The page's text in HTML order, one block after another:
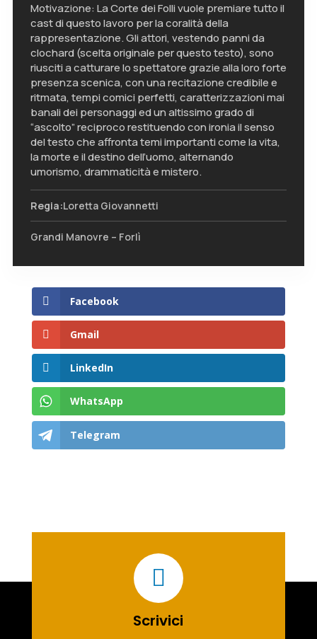
Motivazione: La Corte dei Folli vuole premiare tutto il
cast di questo lavoro per la coralità della
rappresentazione. Gli attori, vestendo panni da
clochard (scelta originale per questo testo), sono
riusciti a catturare lo spettatore grazie alla loro forte
presenza scenica, con una recitazione credibile e
ritmata, tempi comici perfetti, caratterizzazioni mai
banali dei personaggi ed un altissimo grado di
“ascolto” reciproco restituendo con ironia il senso
del testo che affronta temi importanti come la vita,
la morte e il destino dell’uomo, alternando
umorismo, drammaticità e mistero.
Regia:Loretta Giovannetti
Grandi Manovre – Forlì
Facebook
Gmail
LinkedIn
WhatsApp
Telegram

Scrivici